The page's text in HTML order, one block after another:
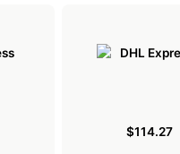
$114.27